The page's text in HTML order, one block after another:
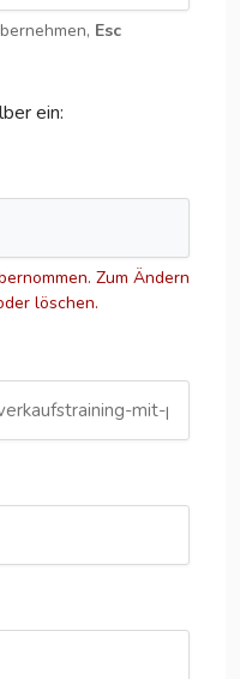
Esc
ein:
Zum Ändern
löschen.